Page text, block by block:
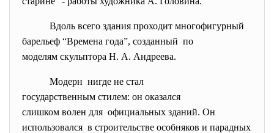
Вдоль всего здания проходит многофигурный
барельеф “Времена года”, созданный по
моделям скульптора Н. А. Андреева.
Модерн нигде не стал
государственным стилем: он оказался
слишком волен для официальных зданий. Он
использовался в строительстве особняков и парадных